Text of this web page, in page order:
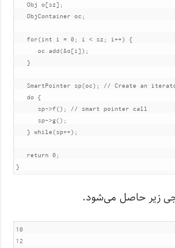
Obj
o[sz];
ObjContainer
oc ;
for(int i = 0 ; i < sz ; i++)
{
      oc
.add(&o[i ]);
}
SmartPointer sp(oc);
// Create an
do
{
      sp
->f();
// smart pointer call
      sp
->g();
}
while(sp++);
return 0 ;
}
زیر حاصل می‌شود.
10
12